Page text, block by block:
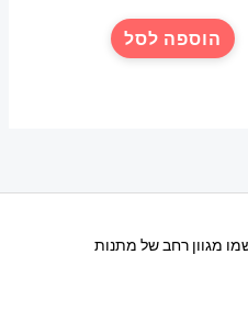
הוספה לסל
מגוון רחב של מתנות